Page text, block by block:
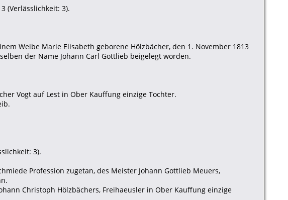
(Verlässlichkeit: 3).
Weibe Marie Elisabeth geborene Hölzbächer, den 1. November 1813
der Name Johann Carl Gottlieb beigelegt worden.
Vogt auf Lest in Ober Kauffung einzige Tochter.
3).
Profession zugetan, des Meister Johann Gottlieb Meuers,
Christoph Hölzbächers, Freihaeusler in Ober Kauffung einzige